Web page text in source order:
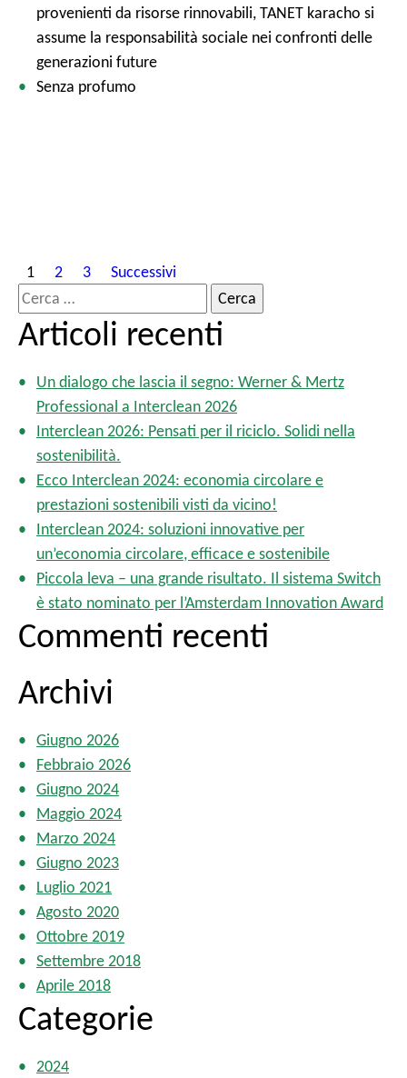
provenienti da risorse rinnovabili, TANET karacho si
assume la responsabilità sociale nei confronti delle
generazioni future
Senza profumo
P
a
g
i
a
i
o
e
e
l
a
r
c
l
i
1 2 3
Successivi
R
i
c
Articoli recenti
Un dialogo che lascia il segno: Werner & Mertz
Professional a Interclean 2026
Interclean 2026: Pensati per il riciclo. Solidi nella
sostenibilità.
Ecco Interclean 2024: economia circolare e
prestazioni sostenibili visti da vicino!
Interclean 2024: soluzioni innovative per
un’economia circolare, efficace e sostenibile
Piccola leva – una grande risultato. Il sistema Switch
è stato nominato per l’Amsterdam Innovation Award
Commenti recenti
Archivi
Giugno 2026
Febbraio 2026
Giugno 2024
Maggio 2024
Marzo 2024
Giugno 2023
Luglio 2021
Agosto 2020
Ottobre 2019
Settembre 2018
Aprile 2018
Categorie
2024